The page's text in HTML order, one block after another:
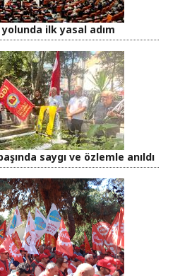
yolunda ilk yasal adım
saygı ve özlemle anıldı